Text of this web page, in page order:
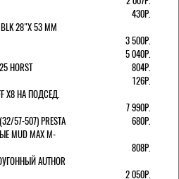
430Р.
28"Х 53 ММ
3 500Р.
5 040Р.
HORST
804Р.
126Р.
X8 НА ПОДСЕД.
7 990Р.
57-507) PRESTA
680Р.
MUD MAX M-
808Р.
AUTHOR
2 050Р.